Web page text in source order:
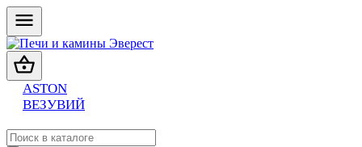
ASTON
ВЕЗУВИЙ